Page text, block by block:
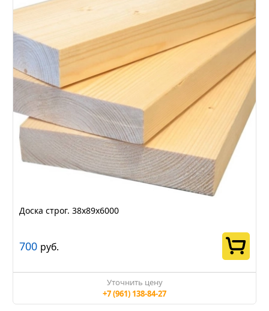
Доска строг. 38х89х6000
700 руб.
Уточнить цену
+7 (961) 138-84-27